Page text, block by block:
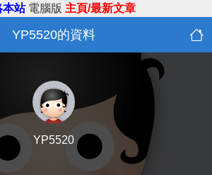
本站 電腦版 主頁/最新文章
YP5520的資料
YP5520